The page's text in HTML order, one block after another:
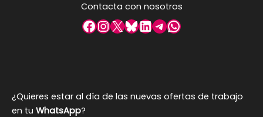
Contacta con nosotros
Facebook
Instagram
X Bluesky
LinkedIn
Telegram
WhatsApp
¿Quieres estar al día de las nuevas ofertas de trabajo
en tu WhatsApp?